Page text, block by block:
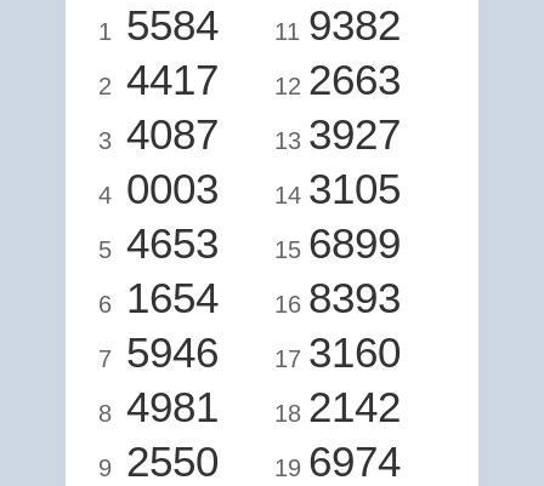
1 5584
2 4417
3 4087
4 0003
5 4653
6 1654
7 5946
8 4981
9 2550
11 9382
12 2663
13 3927
14 3105
15 6899
16 8393
17 3160
18 2142
19 6974